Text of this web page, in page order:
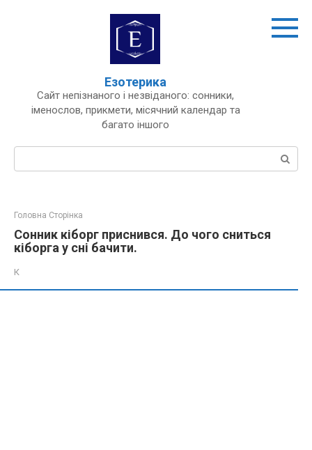
Езотерика
Сайт непізнаного і незвіданого: сонники,
іменослов, прикмети, місячний календар та
багато іншого
Пошук:
Головна Сторінка
Сонник кіборг приснився. До чого сниться
кіборга у сні бачити.
К